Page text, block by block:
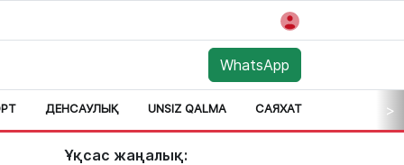
WhatsApp
ДЕНСАУЛЫҚ UNSIZ QALMA САЯХАТ >
Ұқсас жаңалық: